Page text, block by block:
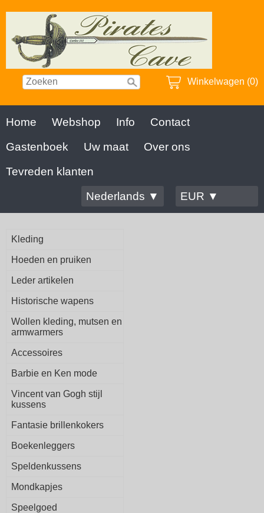
Winkelwagen (0)
Home Webshop Info
Contact
Gastenboek
Uw maat
Over ons
Tevreden klanten
Nederlands ▼
EUR ▼
Kleding
Hoeden en pruiken
Leder artikelen
Historische wapens
Wollen kleding, mutsen en
armwarmers
Accessoires
Barbie en Ken mode
Vincent van Gogh stijl
kussens
Fantasie brillenkokers
Boekenleggers
Speldenkussens
Mondkapjes
Speelgoed